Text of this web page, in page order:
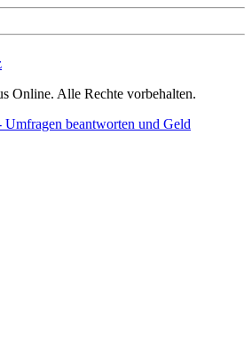
Online. Alle Rechte vorbehalten.